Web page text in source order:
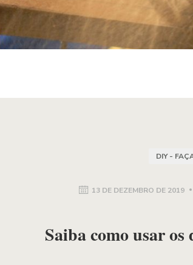
DIY -
13 DE DEZEMBRO DE 2019
Saiba como usar